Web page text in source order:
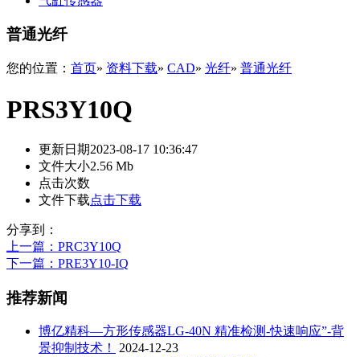
普通光纤
您的位置： 首页» 资料下载» CAD» 光纤» 普通光纤
PRS3Y10Q
更新日期2023-08-17 10:36:47
文件大小2.56 Mb
点击次数
文件下载点击下载
分享到：
上一篇 ：PRC3Y10Q
下一篇 ：PRE3Y10-IQ
推荐新闻
博亿精科—方形传感器LG-40N 精准检测-快速响应”-背
景抑制技术！
2024-12-23